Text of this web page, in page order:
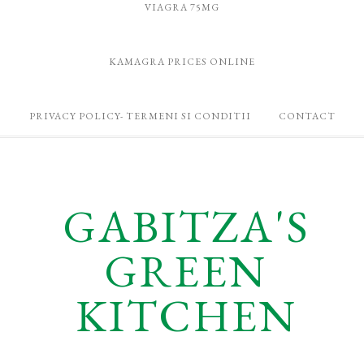
VIAGRA 75MG
KAMAGRA PRICES ONLINE
PRIVACY POLICY- TERMENI SI CONDITII CONTACT
GABITZA'S
GREEN
KITCHEN